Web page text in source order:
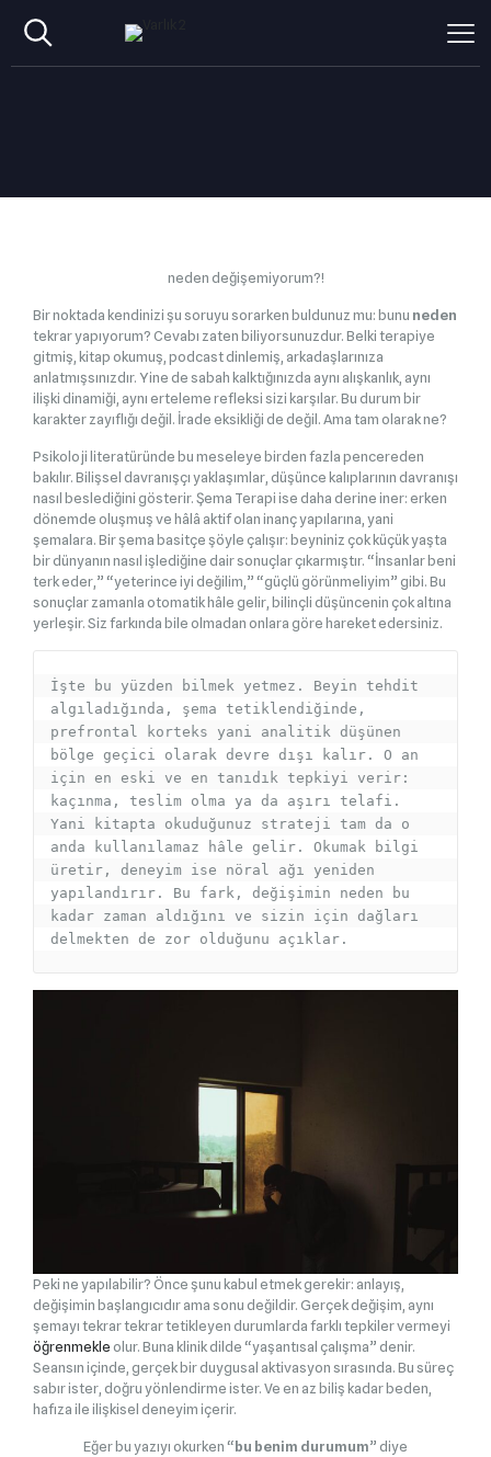
neden değişemiyorum?!
Bir noktada kendinizi şu soruyu sorarken buldunuz mu: bunu neden
tekrar yapıyorum? Cevabı zaten biliyorsunuzdur. Belki terapiye
gitmiş, kitap okumuş, podcast dinlemiş, arkadaşlarınıza
anlatmışsınızdır. Yine de sabah kalktığınızda aynı alışkanlık, aynı
ilişki dinamiği, aynı erteleme refleksi sizi karşılar. Bu durum bir
karakter zayıflığı değil. İrade eksikliği de değil. Ama tam olarak ne?
Psikoloji literatüründe bu meseleye birden fazla pencereden
bakılır. Bilişsel davranışçı yaklaşımlar, düşünce kalıplarının davranışı
nasıl beslediğini gösterir. Şema Terapi ise daha derine iner: erken
dönemde oluşmuş ve hâlâ aktif olan inanç yapılarına, yani
şemalara. Bir şema basitçe şöyle çalışır: beyniniz çok küçük yaşta
bir dünyanın nasıl işlediğine dair sonuçlar çıkarmıştır. “İnsanlar beni
terk eder,” “yeterince iyi değilim,” “güçlü görünmeliyim” gibi. Bu
sonuçlar zamanla otomatik hâle gelir, bilinçli düşüncenin çok altına
yerleşir. Siz farkında bile olmadan onlara göre hareket edersiniz.
İşte bu yüzden bilmek yetmez. Beyin tehdit
algıladığında, şema tetiklendiğinde,
prefrontal korteks yani analitik düşünen
bölge geçici olarak devre dışı kalır. O an
için en eski ve en tanıdık tepkiyi verir:
kaçınma, teslim olma ya da aşırı telafi.
Yani kitapta okuduğunuz strateji tam da o
anda kullanılamaz hâle gelir. Okumak bilgi
üretir, deneyim ise nöral ağı yeniden
yapılandırır. Bu fark, değişimin neden bu
kadar zaman aldığını ve sizin için dağları
delmekten de zor olduğunu açıklar.
Peki ne yapılabilir? Önce şunu kabul etmek gerekir: anlayış,
değişimin başlangıcıdır ama sonu değildir. Gerçek değişim, aynı
şemayı tekrar tekrar tetikleyen durumlarda farklı tepkiler vermeyi
öğrenmekleolur. Buna klinik dilde “yaşantısal çalışma” denir.
Seansın içinde, gerçek bir duygusal aktivasyon sırasında. Bu süreç
sabır ister, doğru yönlendirme ister. Ve en az biliş kadar beden,
hafıza ile ilişkisel deneyim içerir.
Eğer bu yazıyı okurken “bu benim durumum” diye